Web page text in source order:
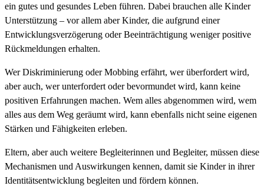
ein gutes und gesundes Leben führen. Dabei brauchen alle Kinder
Unterstützung – vor allem aber Kinder, die aufgrund einer
Entwicklungsverzögerung oder Beeinträchtigung weniger positive
Rückmeldungen erhalten.
Wer Diskriminierung oder Mobbing erfährt, wer überfordert wird,
aber auch, wer unterfordert oder bevormundet wird, kann keine
positiven Erfahrungen machen. Wem alles abgenommen wird, wem
alles aus dem Weg geräumt wird, kann ebenfalls nicht seine eigenen
Stärken und Fähigkeiten erleben.
Eltern, aber auch weitere Begleiterinnen und Begleiter, müssen diese
Mechanismen und Auswirkungen kennen, damit sie Kinder in ihrer
Identitätsentwicklung begleiten und fördern können.